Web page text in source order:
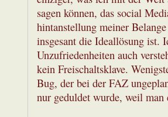
sagen können, das social
hintanstellung meiner
insgesant die Ideallösung ist.
Unzufriedenheiten auch
kein Freischaltsklave.
Bug, der bei der FAZ
nur geduldet wurde, weil